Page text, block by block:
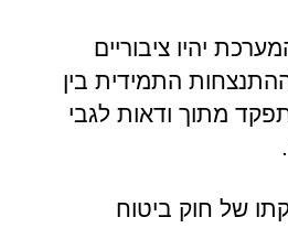
יהיו ציבוריים
התמידית בין
מתוך ודאות לגבי
של חוק ביטוח